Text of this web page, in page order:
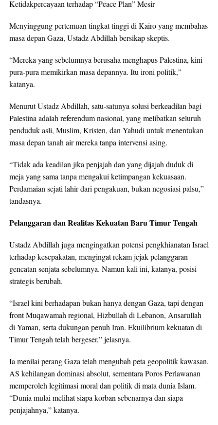
Ketidakpercayaan terhadap “Peace Plan” Mesir
Menyinggung pertemuan tingkat tinggi di Kairo yang membahas
masa depan Gaza, Ustadz Abdillah bersikap skeptis.
“Mereka yang sebelumnya berusaha menghapus Palestina, kini
pura-pura memikirkan masa depannya. Itu ironi politik,”
katanya.
Menurut Ustadz Abdillah, satu-satunya solusi berkeadilan bagi
Palestina adalah referendum nasional, yang melibatkan seluruh
penduduk asli, Muslim, Kristen, dan Yahudi untuk menentukan
masa depan tanah air mereka tanpa intervensi asing.
“Tidak ada keadilan jika penjajah dan yang dijajah duduk di
meja yang sama tanpa mengakui ketimpangan kekuasaan.
Perdamaian sejati lahir dari pengakuan, bukan negosiasi palsu,”
tandasnya.
Pelanggaran dan Realitas Kekuatan Baru Timur Tengah
Ustadz Abdillah juga mengingatkan potensi pengkhianatan Israel
terhadap kesepakatan, mengingat rekam jejak pelanggaran
gencatan senjata sebelumnya. Namun kali ini, katanya, posisi
strategis berubah.
“Israel kini berhadapan bukan hanya dengan Gaza, tapi dengan
front Muqawamah regional, Hizbullah di Lebanon, Ansarullah
di Yaman, serta dukungan penuh Iran. Ekuilibrium kekuatan di
Timur Tengah telah bergeser,” jelasnya.
Ia menilai perang Gaza telah mengubah peta geopolitik kawasan.
AS kehilangan dominasi absolut, sementara Poros Perlawanan
memperoleh legitimasi moral dan politik di mata dunia Islam.
“Dunia mulai melihat siapa korban sebenarnya dan siapa
penjajahnya,” katanya.